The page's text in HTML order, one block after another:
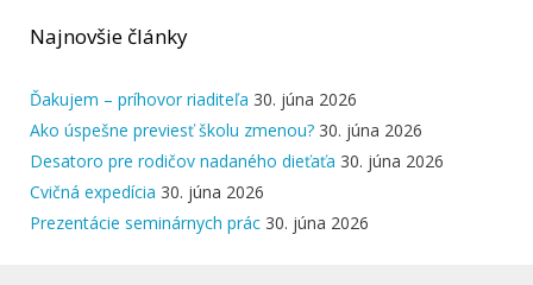
Najnovšie články
Ďakujem – príhovor riaditeľa 30. júna 2026
Ako úspešne previesť školu zmenou? 30. júna 2026
Desatoro pre rodičov nadaného dieťaťa 30. júna 2026
Cvičná expedícia 30. júna 2026
Prezentácie seminárnych prác 30. júna 2026